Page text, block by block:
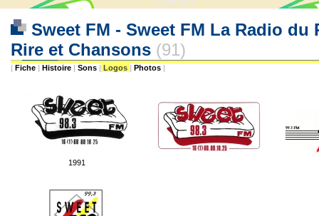
Sweet FM - Sweet FM La Radio
Rire et Chansons (91)
| Fiche | Histoire | Sons | Logos | Photos |
1991